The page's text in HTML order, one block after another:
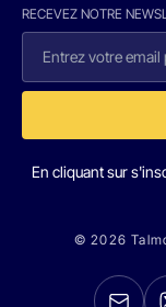
RECEVEZ NOTRE
En cliquant sur
© 2026